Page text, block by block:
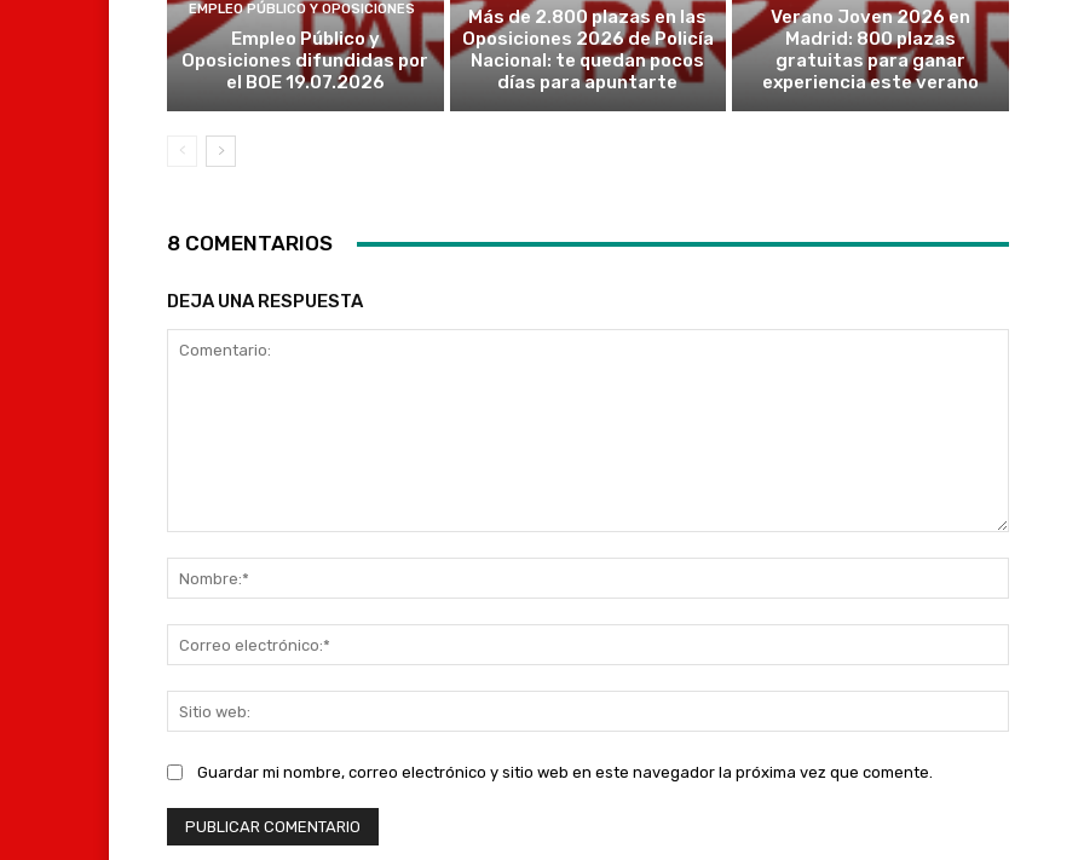
EMPLEO PÚBLICO Y OPOSICIONES
Empleo Público y
Oposiciones difundidas por
el BOE 19.07.2026
Más de 2.800 plazas en las
Oposiciones 2026 de Policía
Nacional: te quedan pocos
días para apuntarte
Verano Joven 2026 en
Madrid: 800 plazas
gratuitas para ganar
experiencia este verano
8 COMENTARIOS
DEJA UNA RESPUESTA
web:
Guardar mi nombre, correo electrónico y sitio web en este navegador la próxima vez que comente.